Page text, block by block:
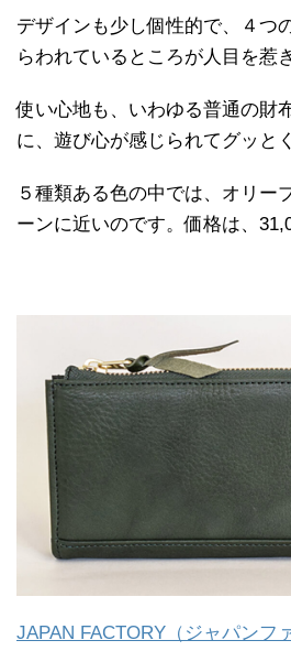
デザインも少し個性的で、４つ
らわれているところが人目を惹
使い心地も、いわゆる普通の財
に、遊び心が感じられてグッと
５種類ある色の中では、オリー
ーンに近いのです。価格は、
JAPAN FACTORY（ジャパンフ